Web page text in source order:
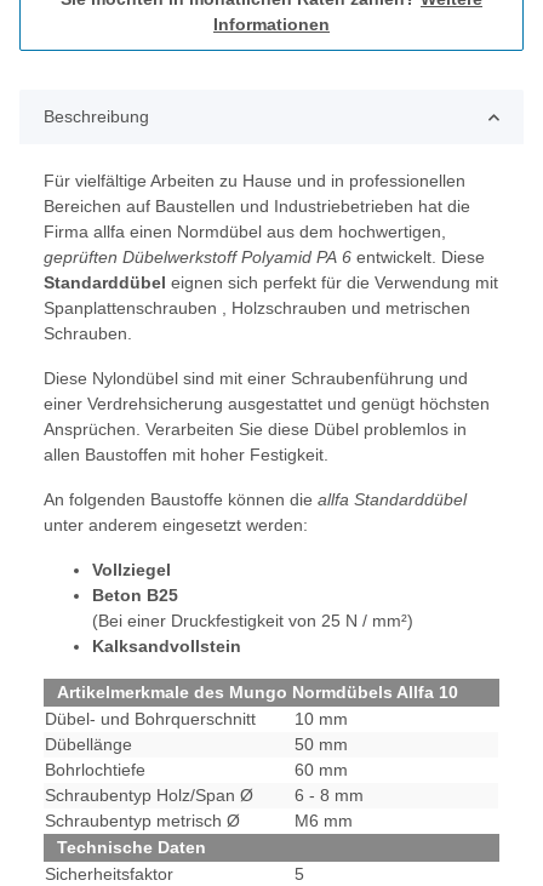
Informationen
Beschreibung
Für vielfältige Arbeiten zu Hause und in professionellen
Bereichen auf Baustellen und Industriebetrieben hat die
Firma allfa einen Normdübel aus dem hochwertigen,
geprüften Dübelwerkstoff Polyamid PA 6 entwickelt. Diese
Standarddübel eignen sich perfekt für die Verwendung mit
Spanplattenschrauben , Holzschrauben und metrischen
Schrauben.
Diese Nylondübel sind mit einer Schraubenführung und
einer Verdrehsicherung ausgestattet und genügt höchsten
Ansprüchen. Verarbeiten Sie diese Dübel problemlos in
allen Baustoffen mit hoher Festigkeit.
An folgenden Baustoffe können die allfa Standarddübel
unter anderem eingesetzt werden:
Vollziegel
Beton B25
(Bei einer Druckfestigkeit von 25 N / mm²)
Kalksandvollstein
Artikelmerkmale des Mungo Normdübels Allfa 10
Dübel- und Bohrquerschnitt
10 mm
Dübellänge
50 mm
Bohrlochtiefe
60 mm
Schraubentyp Holz/Span Ø
6 - 8 mm
Schraubentyp metrisch Ø
M6 mm
Technische Daten
Sicherheitsfaktor
5